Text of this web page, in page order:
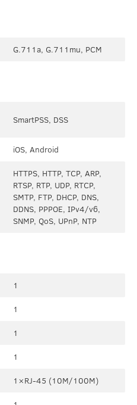
G.711a, G.711mu, PCM
SmartPSS, DSS
iOS, Android
HTTPS, HTTP, TCP, ARP,
RTSP, RTP, UDP, RTCP,
SMTP, FTP, DHCP, DNS,
DDNS, PPPOE, IPv4/v6,
SNMP, QoS, UPnP, NTP
1
1
1
1
1×RJ-45 (10М/100М)